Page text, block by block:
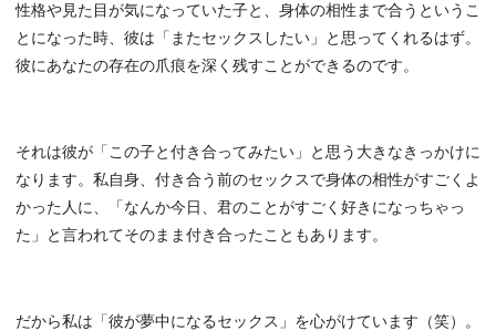
性格や見た目が気になっていた子と、身体の相性まで合うというこ
とになった時、彼は「またセックスしたい」と思ってくれるはず。
彼にあなたの存在の爪痕を深く残すことができるのです。
それは彼が「この子と付き合ってみたい」と思う大きなきっかけに
なります。私自身、付き合う前のセックスで身体の相性がすごくよ
かった人に、「なんか今日、君のことがすごく好きになっちゃっ
た」と言われてそのまま付き合ったこともあります。
だから私は「彼が夢中になるセックス」を心がけています（笑）。